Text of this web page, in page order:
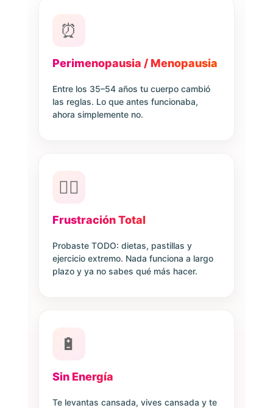
⏰
Perimenopausia / Menopausia
Entre los 35–54 años tu cuerpo cambió
las reglas. Lo que antes funcionaba,
ahora simplemente no.
😮‍💨
Frustración Total
Probaste TODO: dietas, pastillas y
ejercicio extremo. Nada funciona a largo
plazo y ya no sabes qué más hacer.
🔋
Sin Energía
Te levantas cansada, vives cansada y te